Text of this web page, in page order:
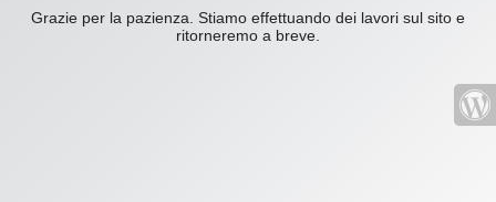
Grazie per la pazienza. Stiamo effettuando dei lavori sul sito e
ritorneremo a breve.